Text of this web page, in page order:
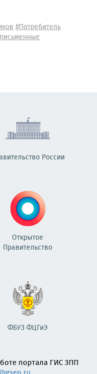
#Потребитель
России
Открытое
Правительство
ФБУЗ ФЦГиЭ
портала ГИС ЗПП